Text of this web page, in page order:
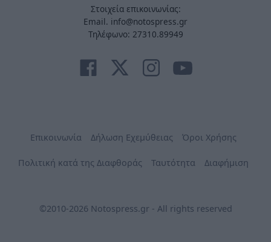
Στοιχεία επικοινωνίας:
Email. info@notospress.gr
Τηλέφωνο: 27310.89949
Επικοινωνία Δήλωση Εχεμύθειας Όροι Χρήσης
Πολιτική κατά της Διαφθοράς Ταυτότητα Διαφήμιση
©2010-2026 Notospress.gr - All rights reserved